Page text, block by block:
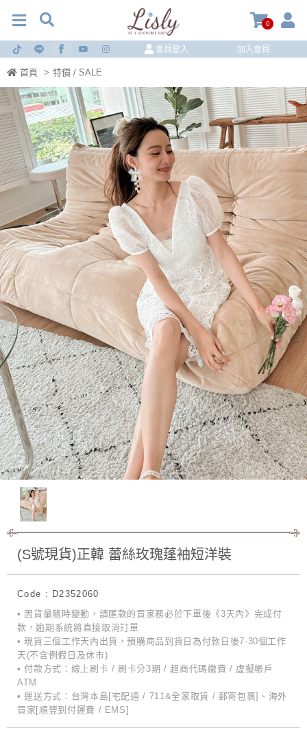
0
會員登入 加入會員
首頁 > 特價 / SALE
(S號現貨)正韓 蕾絲玫瑰蓬袖短洋裝
Code : D2352060
• 因貨量隨時變動，請匯款的買家務必於下單後《3天內》完成付
款，逾期系統將直接取消訂單
• 現貨三個工作天內出貨，預購商品到貨日為付款日後7-30個工作
天(不含例假日及休市)
• 付款方式：線上刷卡 / 刷卡分3期 / 超商代碼繳費 / 虛擬帳戶
ATM
• 運送方式：台灣本島[宅配通 / 711&全家取貨 / 郵寄包裹]、海外
買家[順豐到付運費 / EMS]